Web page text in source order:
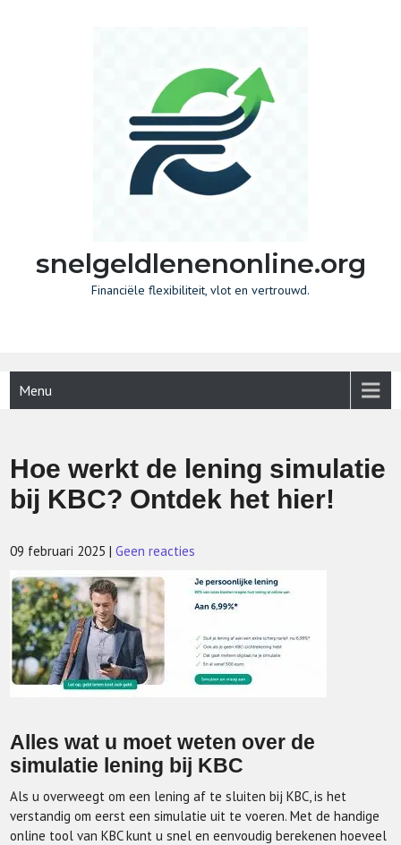
snelgeldlenenonline.org
Financiële flexibiliteit, vlot en vertrouwd.
Menu
Hoe werkt de lening simulatie
bij KBC? Ontdek het hier!
09 februari 2025 |Geen reacties
Alles wat u moet weten over de
simulatie lening bij KBC
Als u overweegt om een lening af te sluiten bij KBC, is het
verstandig om eerst een simulatie uit te voeren. Met de handige
online tool van KBC kunt u snel en eenvoudig berekenen hoeveel